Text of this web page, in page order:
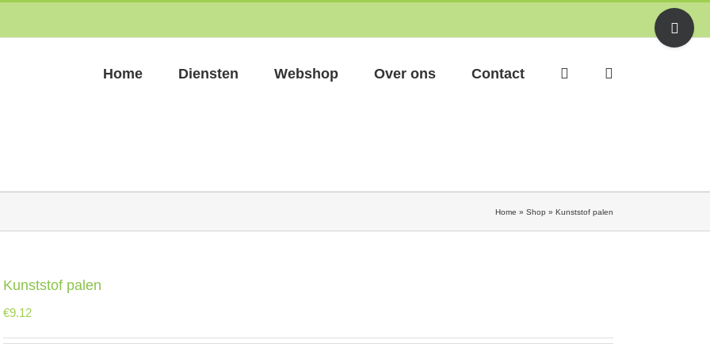
Home Diensten Webshop Over ons Contact
Home » Shop » Kunststof palen
Kunststof palen
€9.12
Toggle
Sliding
Bar